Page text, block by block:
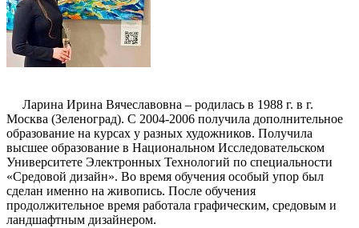
Ларина Ирина Вячеславовна – родилась в 1988 г. в г.
Москва (Зеленоград). С 2004-2006 получила дополнительное
образование на курсах у разных художников. Получила
высшее образование в Национальном Исследовательском
Университете Электронных Технологий по специальности
«Средовой дизайн». Во время обучения особый упор был
сделан именно на живопись. После обучения
продолжительное время работала графическим, средовым и
ландшафтным дизайнером.